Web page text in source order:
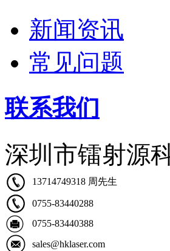
新闻资讯
常见问题
联系我们
深圳市镭射源
13714749318 周先生
0755-83440288
0755-83440388
sales@hklaser.com